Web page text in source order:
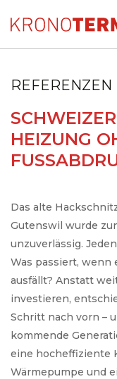
REFERENZEN
HEIZUNG
Das alte
Gutenswil wurde
unzuverlässig.
Was passiert, wenn
ausfällt? Anstatt
investieren,
Schritt nach vorn –
kommende
eine hocheffiziente
Wärmepumpe und